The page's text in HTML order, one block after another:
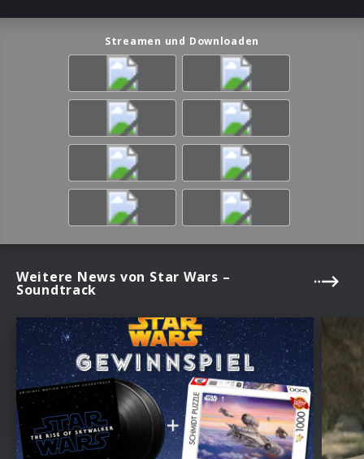
Streamen und Downloaden
Weitere News von Star Wars –
Soundtrack